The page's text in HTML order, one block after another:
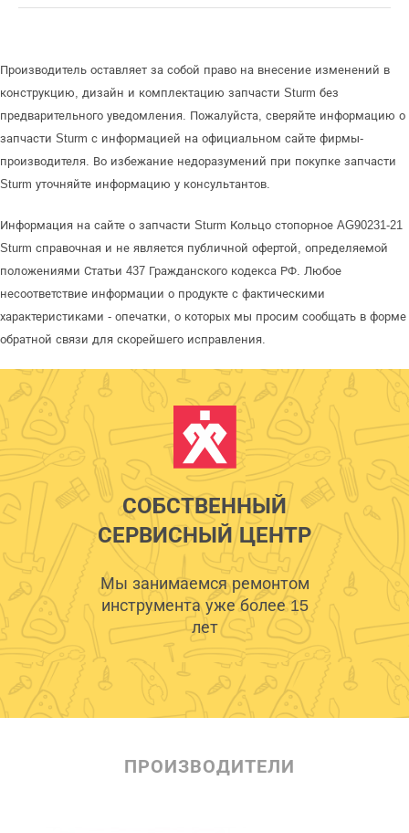
Производитель оставляет за собой право на внесение изменений в
конструкцию, дизайн и комплектацию запчасти Sturm без
предварительного уведомления. Пожалуйста, сверяйте информацию о
запчасти Sturm с информацией на официальном сайте фирмы-
производителя. Во избежание недоразумений при покупке запчасти
Sturm уточняйте информацию у консультантов.
Информация на сайте о запчасти Sturm Кольцо стопорное AG90231-21
Sturm справочная и не является публичной офертой, определяемой
положениями Статьи 437 Гражданского кодекса РФ. Любое
несоответствие информации о продукте с фактическими
характеристиками - опечатки, о которых мы просим сообщать в форме
обратной связи для скорейшего исправления.
СОБСТВЕННЫЙ
СЕРВИСНЫЙ ЦЕНТР
Мы занимаемся ремонтом
инструмента уже более 15
лет
ПРОИЗВОДИТЕЛИ